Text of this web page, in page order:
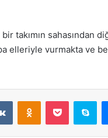
takımın sahasından
elleriyle vurmakta ve
VKontakteOdnoklassniki
Pocket